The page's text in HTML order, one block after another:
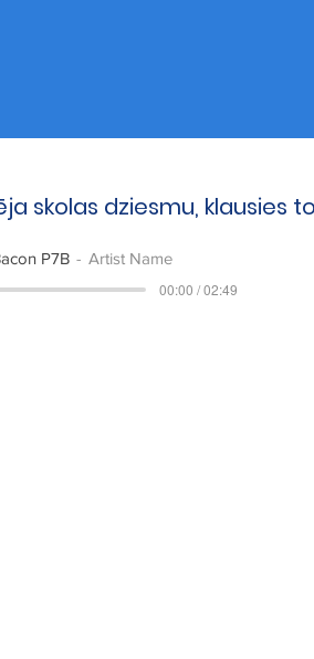
skolas dziesmu, klausies
P7B
Artist Name
00:00 / 02:49